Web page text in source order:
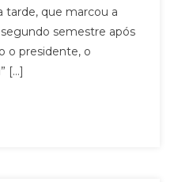
tarde, que marcou a
semestre após
o presidente, o
[…]